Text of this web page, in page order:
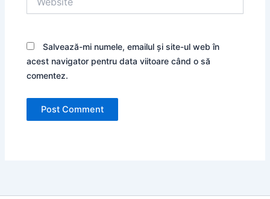
Salvează-mi numele, emailul și site-ul web în
acest navigator pentru data viitoare când o să
comentez.